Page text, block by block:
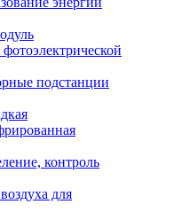
подстанции
контроль
для